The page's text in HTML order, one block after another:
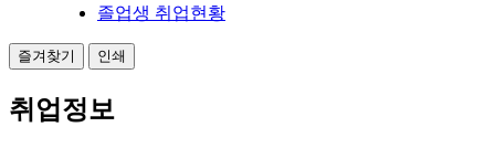
졸업생 취업현황
즐겨찾기 인쇄
취업정보